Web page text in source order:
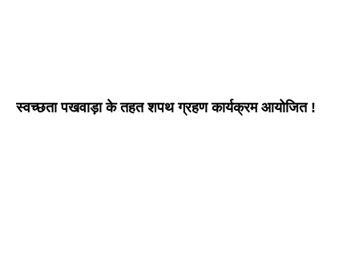
स्वच्छता पखवाड़ा के तहत शपथ ग्रहण कार्यक्रम आयोजित !